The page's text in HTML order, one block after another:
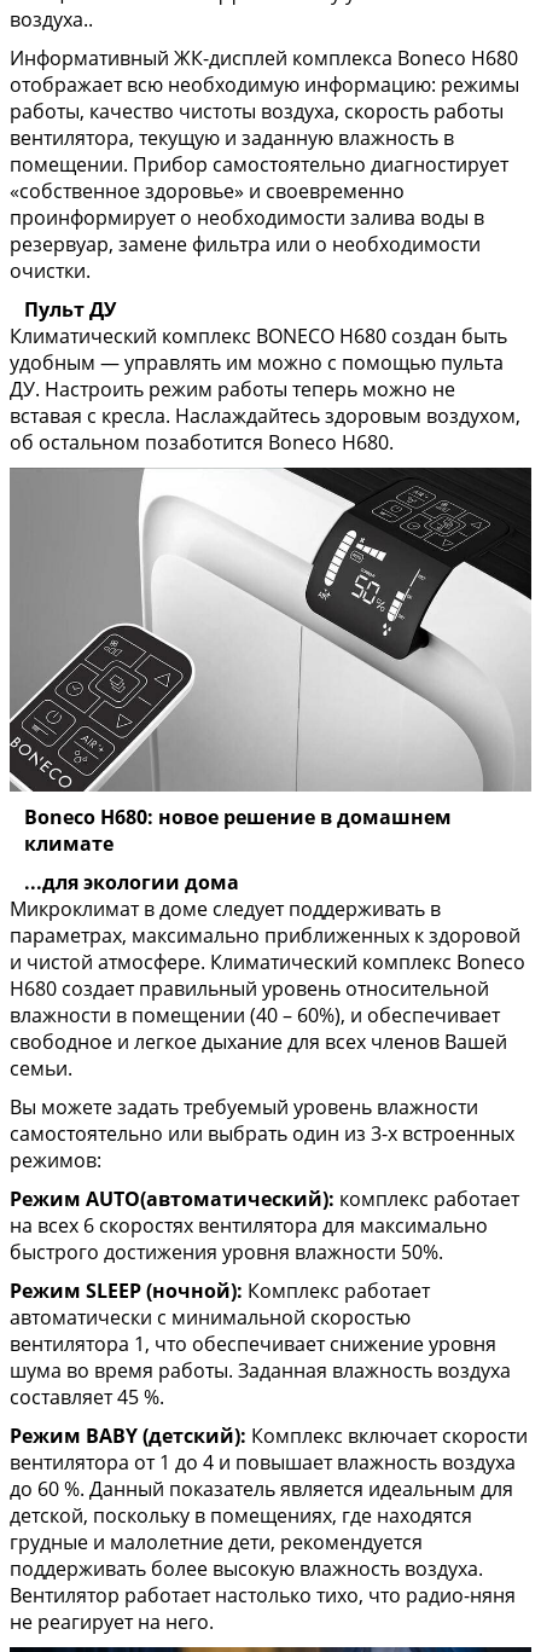
воздуха..
Информативный ЖК-дисплей комплекса Boneco H680
отображает всю необходимую информацию: режимы
работы, качество чистоты воздуха, скорость работы
вентилятора, текущую и заданную влажность в
помещении. Прибор самостоятельно диагностирует
«собственное здоровье» и своевременно
проинформирует о необходимости залива воды в
резервуар, замене фильтра или о необходимости
очистки.
Пульт ДУ
Климатический комплекс BONECO Н680 создан быть
удобным — управлять им можно с помощью пульта
ДУ. Настроить режим работы теперь можно не
вставая с кресла. Наслаждайтесь здоровым воздухом,
об остальном позаботится Boneco Н680.
Boneco H680: новое решение в домашнем
климате
...для экологии дома
Микроклимат в доме следует поддерживать в
параметрах, максимально приближенных к здоровой
и чистой атмосфере. Климатический комплекс Boneco
H680 создает правильный уровень относительной
влажности в помещении (40 – 60%), и обеспечивает
свободное и легкое дыхание для всех членов Вашей
семьи.
Вы можете задать требуемый уровень влажности
самостоятельно или выбрать один из 3-х встроенных
режимов:
Режим AUTO(автоматический): комплекс работает
на всех 6 скоростях вентилятора для максимально
быстрого достижения уровня влажности 50%.
Режим SLEEP (ночной): Комплекс работает
автоматически с минимальной скоростью
вентилятора 1, что обеспечивает снижение уровня
шума во время работы. Заданная влажность воздуха
составляет 45 %.
Режим BABY (детский): Комплекс включает скорости
вентилятора от 1 до 4 и повышает влажность воздуха
до 60 %. Данный показатель является идеальным для
детской, поскольку в помещениях, где находятся
грудные и малолетние дети, рекомендуется
поддерживать более высокую влажность воздуха.
Вентилятор работает настолько тихо, что радио-няня
не реагирует на него.